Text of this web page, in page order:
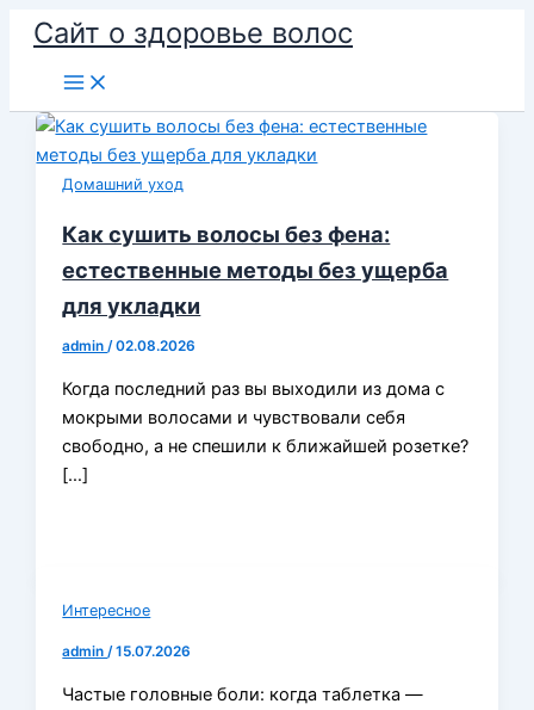
Перейти
содержимому
Сайт о здоровье волос
Домашний уход
Как сушить волосы без фена:
естественные методы без ущерба
для укладки
admin/02.08.2026
Когда последний раз вы выходили из дома с
мокрыми волосами и чувствовали себя
свободно, а не спешили к ближайшей розетке?
[…]
Интересное
admin/15.07.2026
Частые головные боли: когда таблетка —